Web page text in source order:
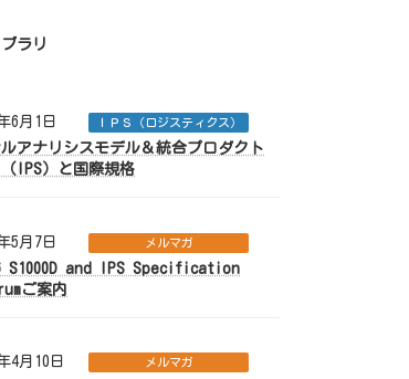
ラリ
6月1日 ＩＰＳ（ロジスティクス）
アナリシスモデル＆統合プロダクト
IPS）と国際規格
5月7日 メルマガ
S1000D and IPS Specification
ご案内
4月10日 メルマガ